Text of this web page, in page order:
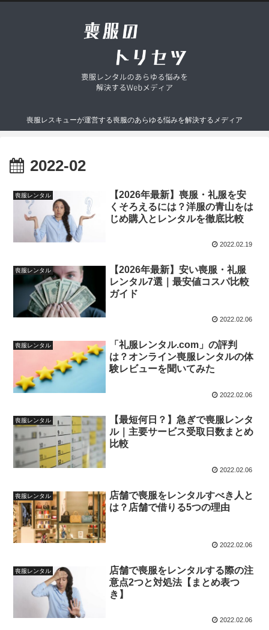
喪服レスキューが運営する喪服のあらゆる悩みを解決するメディア
2022-02
喪服レンタル
【2026年最新】喪服・礼服を安
くそろえるには？洋服の青山をは
じめ購入とレンタルを徹底比較
2022.02.19
喪服レンタル
【2026年最新】安い喪服・礼服
レンタル7選｜最安値コスパ比較
ガイド
2022.02.06
喪服レンタル
「礼服レンタル.com」の評判
は？オンライン喪服レンタルの体
験レビューを聞いてみた
2022.02.06
喪服レンタル
【最短何日？】急ぎで喪服レンタ
ル｜主要サービス受取日数まとめ
比較
2022.02.06
喪服レンタル
店舗で喪服をレンタルすべき人と
は？店舗で借りる5つの理由
2022.02.06
喪服レンタル
店舗で喪服をレンタルする際の注
意点2つと対処法【まとめ表つ
き】
2022.02.06